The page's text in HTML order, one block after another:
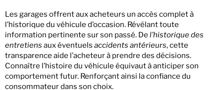
Les garages offrent aux acheteurs un accès complet à
l’historique du véhicule d’occasion. Révélant toute
information pertinente sur son passé. De l’historique des
entretiens aux éventuels accidents antérieurs, cette
transparence aide l’acheteur à prendre des décisions.
Connaître l’histoire du véhicule équivaut à anticiper son
comportement futur. Renforçant ainsi la confiance du
consommateur dans son choix.